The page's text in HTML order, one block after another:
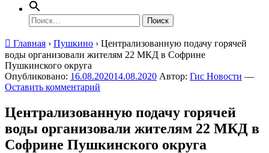
Найти:
Главная › Пушкино › Централизованную подачу горячей
воды организовали жителям 22 МКД в Софрине
Пушкинского округа
Опубликовано: 16.08.202014.08.2020 Автор: Гис Новости —
Оставить комментарий
Централизованную подачу горячей
воды организовали жителям 22 МКД в
Софрине Пушкинского округа